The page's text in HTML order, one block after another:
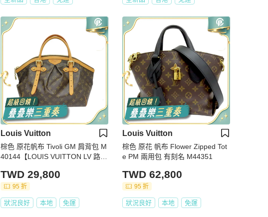
Louis Vuitton
棕色 原花帆布 Tivoli GM 肩背包 M
40144【LOUIS VUITTON LV 路易
TWD 29,800
95 折
狀況良好 本地 免運
Louis Vuitton
棕色 原花 帆布 Flower Zipped Tot
e PM 兩用包 有刻名 M44351
TWD 62,800
95 折
狀況良好 本地 免運